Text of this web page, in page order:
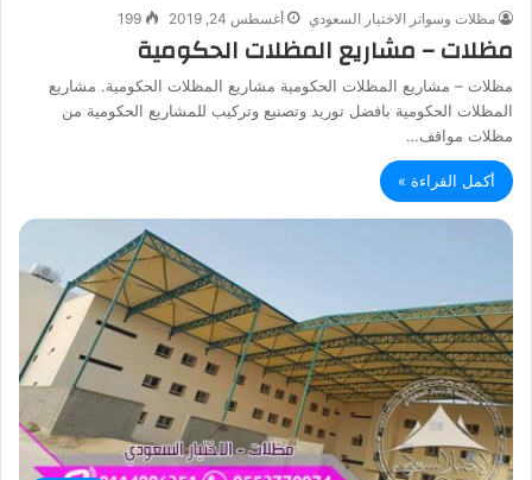
مظلات وسواتر الاختيار السعودي أغسطس 24, 2019 199
مظلات – مشاريع المظلات الحكومية
مظلات – مشاريع المظلات الحكومية مشاريع المظلات الحكومية. مشاريع
المظلات الحكومية بافضل توريد وتصنيع وتركيب للمشاريع الحكومية من
مظلات مواقف…
أكمل القراءة »